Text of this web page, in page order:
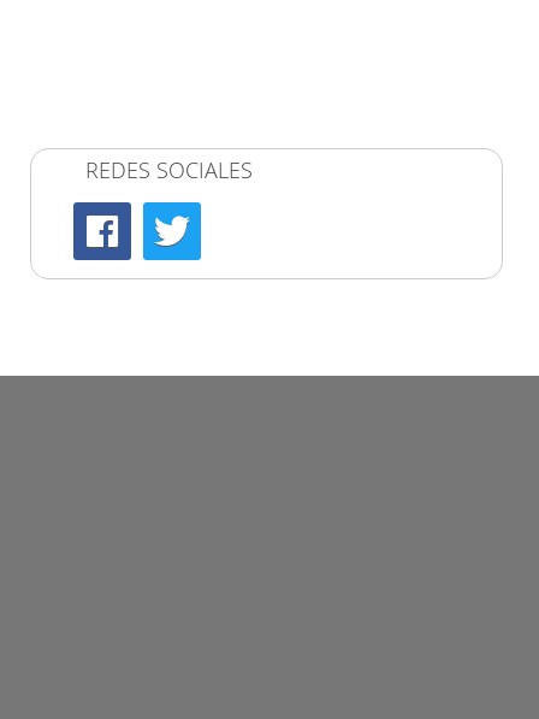
REDES SOCIALES